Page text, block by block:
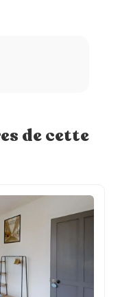
de cette